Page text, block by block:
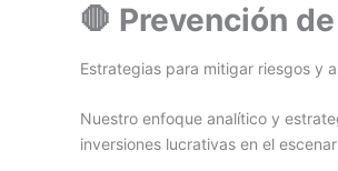
🛑 Prevención
Estrategias para mitigar riesgos y
Nuestro enfoque analítico y
inversiones lucrativas en el